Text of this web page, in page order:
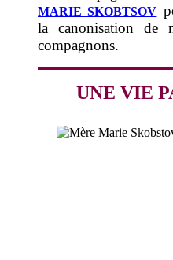
MARIE SKOBTSOV
la canonisation de
compagnons.
UNE VIE